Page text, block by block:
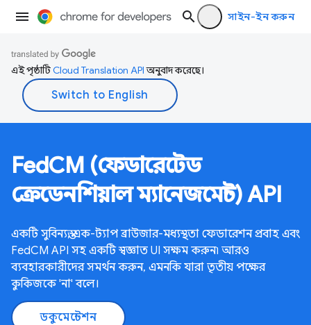
সাইন-ইন করুন
এই পৃষ্ঠাটিCloud Translation APIঅনুবাদ করেছে।
FedCM (ফেডারেটেড
ক্রেডেনশিয়াল ম্যানেজমেন্ট) API
একটি সুবিন্যস্ত, এক-ট্যাপ ব্রাউজার-মধ্যস্থতা ফেডারেশন প্রবাহ এবং
FedCM API সহ একটি স্বজ্ঞাত UI সক্ষম করুন৷ আরও
ব্যবহারকারীদের সমর্থন করুন, এমনকি যারা তৃতীয় পক্ষের
কুকিজকে 'না' বলে।
ডকুমেন্টেশন